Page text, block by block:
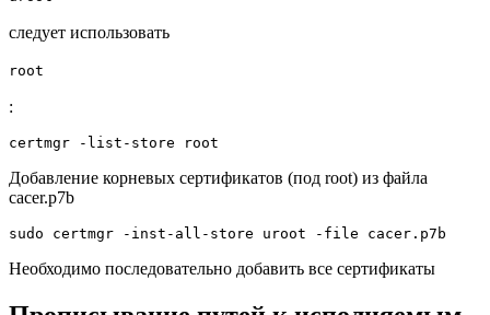
следует использовать
root
:
certmgr -list -store root
Добавление корневых сертификатов (под root) из файла
cacer.p7b
sudo certmgr -inst -all -store uroot -file cacer.p7b
Необходимо последовательно добавить все сертификаты